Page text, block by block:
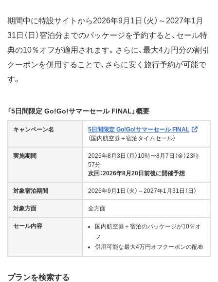
期間中に特設サイトから2026年9月1日（火）～2027年1月
31日（日）宿泊分までのパッケージを予約すると、セール特
典の10％オフが適用されます。さらに、最大4万円分の割引
クーポンを併用することで、さらに安く旅行予約が可能で
す。
「5日間限定 Go!Go!サマーセール FINAL」概要
キャンペーン名
5日間限定 Go!Go!サマーセール FINAL
（国内航空券＋宿泊タイムセール）
実施期間
2026年8月3日（月）10時〜8月7日（金）23時
57分
次回：2026年8月20日前後に開催予想
対象宿泊期間 2026年9月1日（火）～2027年1月31日（日）
対象方面 全方面
セール内容
国内航空券＋宿泊のパッケージが10％オ
フ
併用可能な最大4万円オフクーポンの配布
プランを検索する